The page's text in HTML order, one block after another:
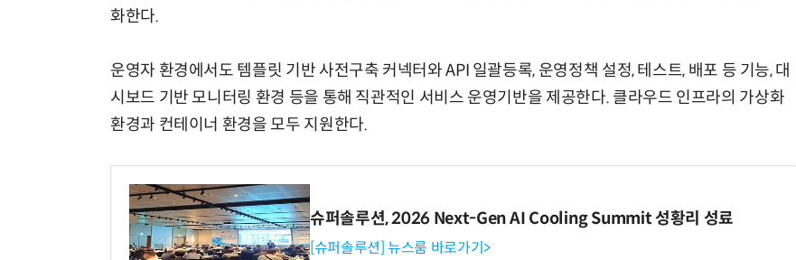
화한다.
운영자 환경에서도 템플릿 기반 사전구축 커넥터와 API 일괄등록, 운영정책 설정, 테스트, 배포 등 기능, 대
시보드 기반 모니터링 환경 등을 통해 직관적인 서비스 운영기반을 제공한다. 클라우드 인프라의 가상화
환경과 컨테이너 환경을 모두 지원한다.
슈퍼솔루션, 2026 Next-Gen AI Cooling Summit 성황리 성료
[슈퍼솔루션] 뉴스룸 바로가기>